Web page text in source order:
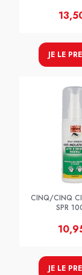
JE LE
CINQ/CINQ
SPR
JE LE